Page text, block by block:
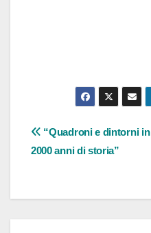
Navigazione
“Quadroni e dintorni in
2000 anni di storia”